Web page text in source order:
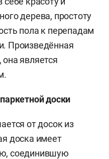
дерева, простоту
пола к перепадам
Произведённая
является
доски
от досок из
доска имеет
соединившую